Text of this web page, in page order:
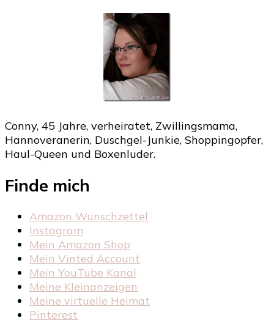
Conny, 45 Jahre, verheiratet, Zwillingsmama,
Hannoveranerin, Duschgel-Junkie, Shoppingopfer,
Haul-Queen und Boxenluder.
Finde mich
Amazon Wunschzettel
Instagram
Mein Amazon Shop
Mein Vinted Account
Mein YouTube Kanal
Meine Kleinanzeigen
Meine virtuelle Heimat
Pinterest